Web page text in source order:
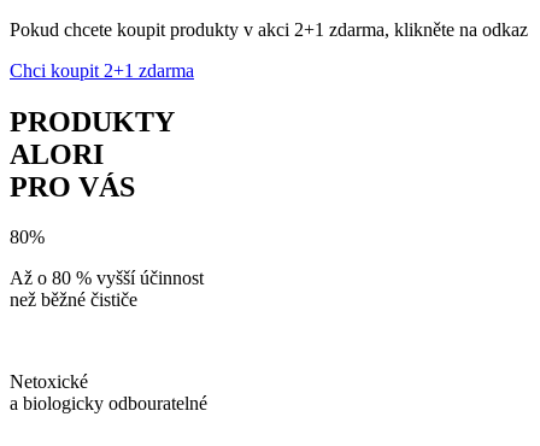
Pokud chcete koupit produkty v akci 2+1 zdarma, klikněte na odkaz
Chci koupit 2+1 zdarma
PRODUKTY
ALORI
PRO VÁS
80%
Až o 80 % vyšší účinnost
než běžné čističe
Netoxické
a biologicky odbouratelné